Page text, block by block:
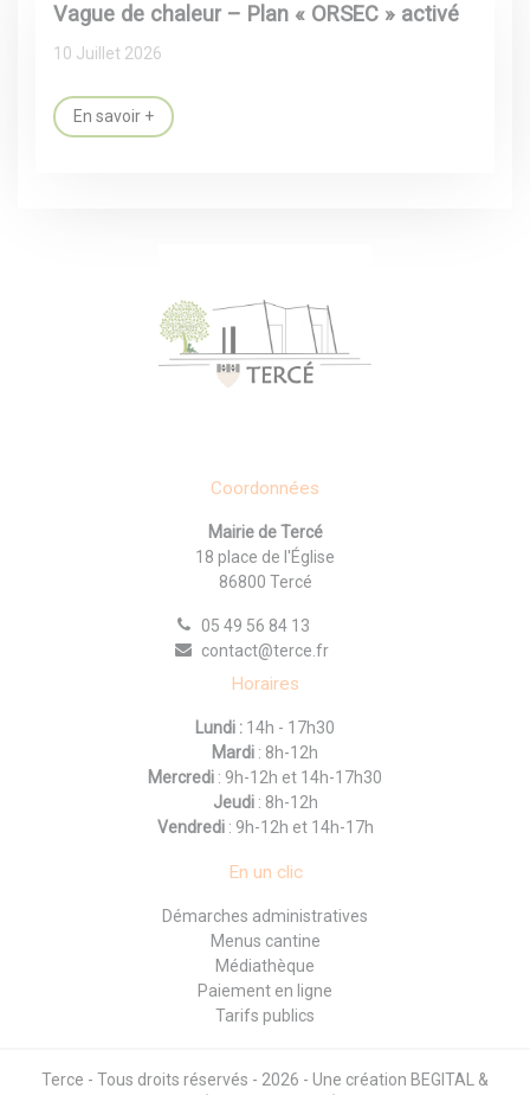
Vague de chaleur – Plan « ORSEC » activé
10 Juillet 2026
En savoir +
Coordonnées
Mairie de Tercé
18 place de l'Église
86800 Tercé
05 49 56 84 13
contact@terce.fr
Horaires
Lundi : 14h - 17h30
Mardi : 8h-12h
Mercredi : 9h-12h et 14h-17h30
Jeudi : 8h-12h
Vendredi : 9h-12h et 14h-17h
En un clic
Démarches administratives
Menus cantine
Médiathèque
Paiement en ligne
Tarifs publics
Terce - Tous droits réservés - 2026 - Une création BEGITAL &